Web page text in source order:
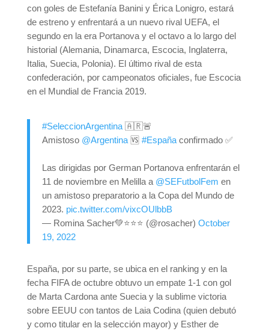
con goles de Estefanía Banini y Érica Lonigro, estará
de estreno y enfrentará a un nuevo rival UEFA, el
segundo en la era Portanova y el octavo a lo largo del
historial (Alemania, Dinamarca, Escocia, Inglaterra,
Italia, Suecia, Polonia). El último rival de esta
confederación, por campeonatos oficiales, fue Escocia
en el Mundial de Francia 2019.
#SeleccionArgentina🇦🇷🚨
Amistoso @Argentina🆚 #Españaconfirmado ✅
Las dirigidas por German Portanova enfrentarán el
11 de noviembre en Melilla a @SEFutbolFem en
un amistoso preparatorio a la Copa del Mundo de
2023. pic.twitter.com/vixcOUlbbB
— Romina Sacher💚⭐️⭐️⭐️ (@rosacher) October
19, 2022
España, por su parte, se ubica en el ranking y en la
fecha FIFA de octubre obtuvo un empate 1-1 con gol
de Marta Cardona ante Suecia y la sublime victoria
sobre EEUU con tantos de Laia Codina (quien debutó
y como titular en la selección mayor) y Esther de